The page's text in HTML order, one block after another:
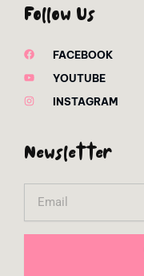
Follow Us
FACEBOOK
YOUTUBE
INSTAGRAM
Newsletter